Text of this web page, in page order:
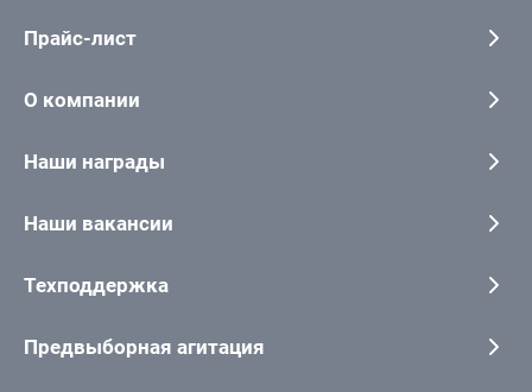
Прайс-лист
О компании
Наши награды
Наши вакансии
Техподдержка
Предвыборная агитация